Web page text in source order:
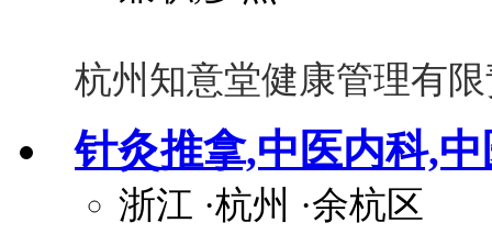
杭州知意堂健康管理有
针灸推拿,中医内科,
浙江 ·杭州 ·余杭区